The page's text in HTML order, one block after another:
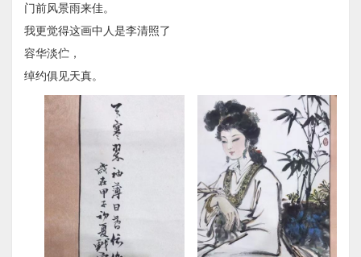
门前风景雨来佳。
我更觉得这画中人是李清照了
容华淡伫，
绰约俱见天真。